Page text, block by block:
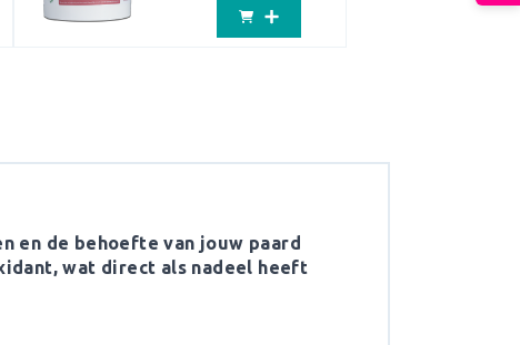
en de behoefte van jouw paard
wat direct als nadeel heeft